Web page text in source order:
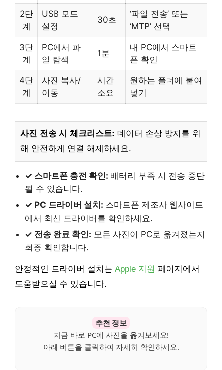
2단
계
USB 모드
설정
30초
‘파일 전송’ 또는
‘MTP’ 선택
3단
계
PC에서 파
일 탐색
1분
내 PC에서 스마트
폰 확인
4단
계
사진 복사/
이동
시간
소요
원하는 폴더에 붙여
넣기
사진 전송 시 체크리스트: 데이터 손상 방지를 위
해 안전하게 연결 해제하세요.
✓ 스마트폰 충전 확인: 배터리 부족 시 전송 중단
될 수 있습니다.
✓ PC 드라이버 설치: 스마트폰 제조사 웹사이트
에서 최신 드라이버를 확인하세요.
✓ 전송 완료 확인: 모든 사진이 PC로 옮겨졌는지
최종 확인합니다.
안정적인 드라이버 설치는 Apple 지원 페이지에서
도움받으실 수 있습니다.
추천 정보
지금 바로 PC에 사진을 옮겨보세요!
아래 버튼을 클릭하여 자세히 확인하세요.